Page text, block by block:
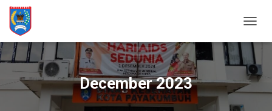
December 2023